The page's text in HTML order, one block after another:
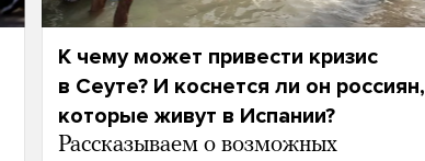
К чему может привести кризис
в Сеуте? И коснется ли он россиян,
которые живут в Испании?
Рассказываем о возможных